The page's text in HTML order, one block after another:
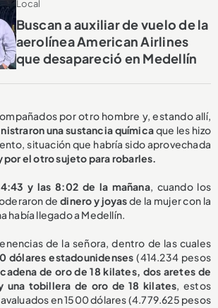
Local
Buscan a auxiliar de vuelo de la
aerolínea American Airlines
que desapareció en Medellín
por otro hombre y, estando allí,
una sustancia químicaque les hizo
situación que habría sido aprovechada
por el otro sujeto para robarles.
4:43 y las 8:02 de la mañana, cuando los
dedinero y joyasde la mujer con la
había llegado a Medellín.
de la señora, dentro de las cuales
dólares estadounidenses (414.234 pesos
de oro de 18 kilates, dos aretes de
una tobillera de oro de 18 kilates, estos
en 1500 dólares (4.779.625 pesos